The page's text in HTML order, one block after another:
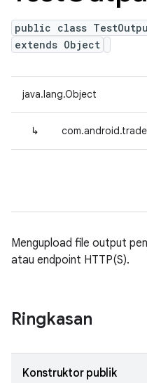
public class
extends Object
java.lang.Object
↳
Mengupload file output
atau endpoint HTTP(S).
Ringkasan
Konstruktor publik